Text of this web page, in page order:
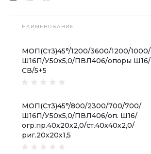
НАИМЕНОВАНИЕ
МОП(Ст3)45°/1200/3600/1200/1000/
Ш16П/У50х5,0/ПВЛ406/опоры Ш16/
СВ/5+5
МОП(Ст3)45°/800/2300/700/700/
Ш16П/У50х5,0/ПВЛ406/оп. Ш16/
огр.пр.40х20х2,0/ст.40х40х2,0/
риг.20х20х1,5